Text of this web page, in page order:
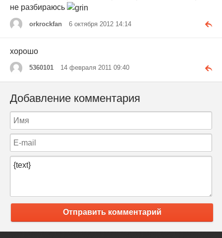
не разбираюсь
orkrockfan 6 октября 2012 14:14
хорошо
5360101 14 февраля 2011 09:40
Добавление комментария
Отправить комментарий